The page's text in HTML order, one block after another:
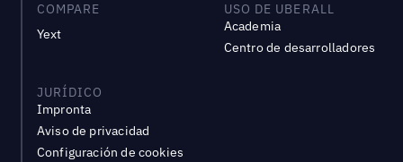
COMPARE
Yext
USO DE UBERALL
Academia
Centro de desarrolladores
JURÍDICO
Impronta
Aviso de privacidad
Configuración de cookies